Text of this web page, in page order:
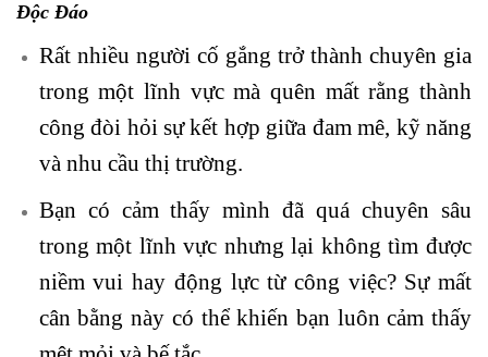
Độc Đáo
Rất nhiều người cố gắng trở thành chuyên gia
trong một lĩnh vực mà quên mất rằng thành
công đòi hỏi sự kết hợp giữa đam mê, kỹ năng
và nhu cầu thị trường.
Bạn có cảm thấy mình đã quá chuyên sâu
trong một lĩnh vực nhưng lại không tìm được
niềm vui hay động lực từ công việc? Sự mất
cân bằng này có thể khiến bạn luôn cảm thấy